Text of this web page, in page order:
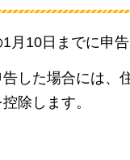
10日までに申告
した場合には
除します。